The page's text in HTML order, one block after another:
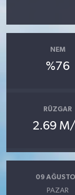
NEM
%76
RÜZGAR
2.69
09
PAZAR